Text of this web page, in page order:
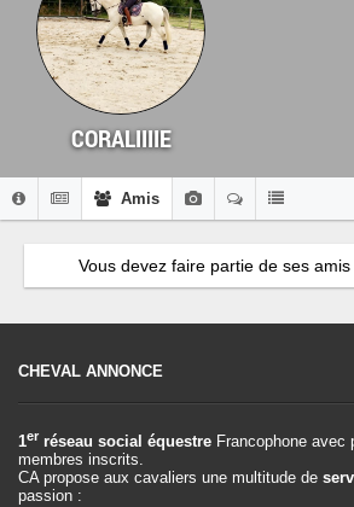
CORALIIIIE
Amis
Vous devez faire partie de ses amis
CHEVAL ANNONCE
1er réseau social équestre Francophone avec
membres inscrits.
CA propose aux cavaliers une multitude de
passion :